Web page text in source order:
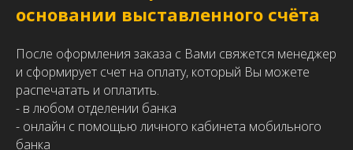
основании выставленного счёта
После оформления заказа c Вами свяжется менеджер
и сформирует счет на оплату, который Вы можете
распечатать и оплатить.
- в любом отделении банка
- онлайн с помощью личного кабинета мобильного
банка